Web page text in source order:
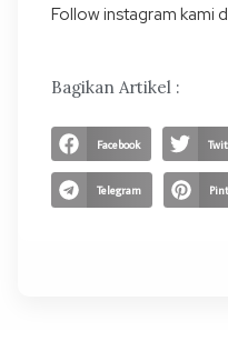
Follow instagram kami
Bagikan Artikel :
Facebook
Telegram